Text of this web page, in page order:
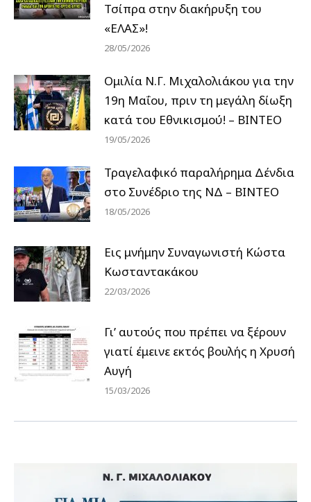
Τσίπρα στην διακήρυξη του
«ΕΛΑΣ»!
28/05/2026
Ομιλία Ν.Γ. Μιχαλολιάκου για την
19η Μαΐου, πριν τη μεγάλη δίωξη
κατά του Εθνικισμού! – ΒΙΝΤΕΟ
19/05/2026
Τραγελαφικό παραλήρημα Δένδια
στο Συνέδριο της ΝΔ – ΒΙΝΤΕΟ
18/05/2026
Εις μνήμην Συναγωνιστή Κώστα
Κωσταντακάκου
22/03/2026
Γι’ αυτούς που πρέπει να ξέρουν
γιατί έμεινε εκτός βουλής η Χρυσή
Αυγή
15/03/2026